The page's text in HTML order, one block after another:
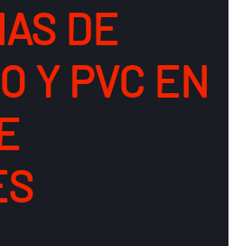
DE
Y PVC EN